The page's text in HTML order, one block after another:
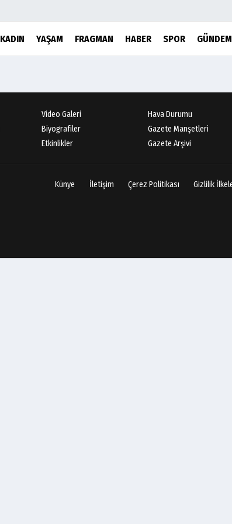
KADIN YAŞAM FRAGMAN HABER SPOR GÜNDEM
Etkinlikler
Video Galeri
Biyografiler
Etkinlikler
Hava Durumu
Gazete Manşetleri
Gazete Arşivi
Künye İletişim Çerez Politikası Gizlilik